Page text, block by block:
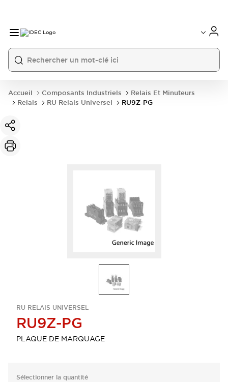
Accueil Composants Industriels
Relais Et Minuteurs
Relais
RU Relais Universel RU9Z-PG
RU RELAIS UNIVERSEL
RU9Z-PG
PLAQUE DE MARQUAGE
Sélectionner la quantité